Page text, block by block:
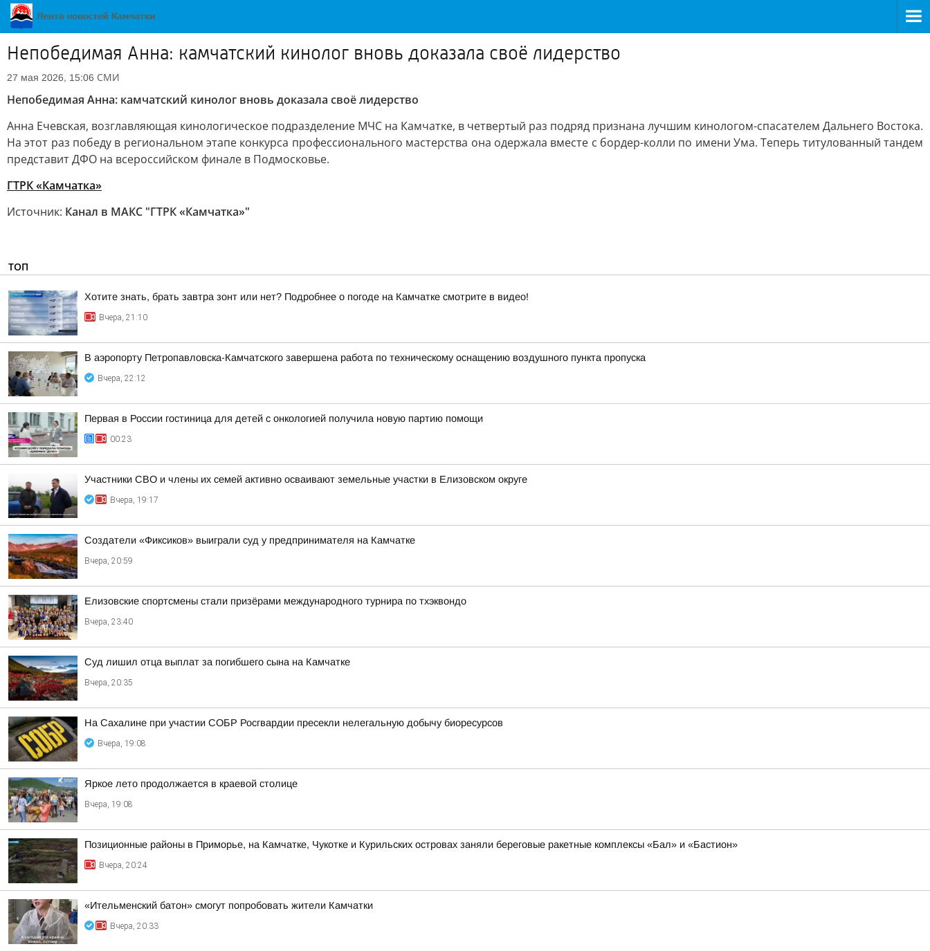
Непобедимая Анна: камчатский кинолог вновь доказала своё лидерство
27 мая 2026, 15:06 СМИ
Непобедимая Анна: камчатский кинолог вновь доказала своё лидерство
Анна Ечевская, возглавляющая кинологическое подразделение МЧС на Камчатке, в четвертый раз подряд признана лучшим кинологом-спасателем Дальнего Востока.
На этот раз победу в региональном этапе конкурса профессионального мастерства она одержала вместе с бордер-колли по имени Ума. Теперь титулованный тандем
представит ДФО на всероссийском финале в Подмосковье.
ГТРК «Камчатка»
Источник: Канал в МАКС "ГТРК «Камчатка»"
ТОП
Хотите знать, брать завтра зонт или нет? Подробнее о погоде на Камчатке смотрите в видео!
Вчера, 21:10
В аэропорту Петропавловска-Камчатского завершена работа по техническому оснащению воздушного пункта пропуска
Вчера, 22:12
Первая в России гостиница для детей с онкологией получила новую партию помощи
00:23
Участники СВО и члены их семей активно осваивают земельные участки в Елизовском округе
Вчера, 19:17
Создатели «Фиксиков» выиграли суд у предпринимателя на Камчатке
Вчера, 20:59
Елизовские спортсмены стали призёрами международного турнира по тхэквондо
Вчера, 23:40
Суд лишил отца выплат за погибшего сына на Камчатке
Вчера, 20:35
На Сахалине при участии СОБР Росгвардии пресекли нелегальную добычу биоресурсов
Вчера, 19:08
Яркое лето продолжается в краевой столице
Вчера, 19:08
Позиционные районы в Приморье, на Камчатке, Чукотке и Курильских островах заняли береговые ракетные комплексы «Бал» и «Бастион»
Вчера, 20:24
«Ительменский батон» смогут попробовать жители Камчатки
Вчера, 20:33